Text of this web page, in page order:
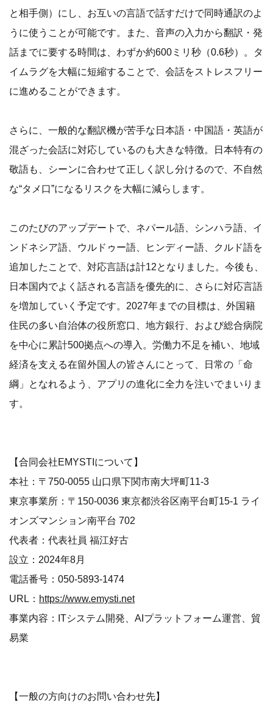
と相手側）にし、お互いの言語で話すだけで同時通訳のよ
うに使うことが可能です。また、音声の入力から翻訳・発
話までに要する時間は、わずか約600ミリ秒（0.6秒）。タ
イムラグを大幅に短縮することで、会話をストレスフリー
に進めることができます。
さらに、一般的な翻訳機が苦手な日本語・中国語・英語が
混ざった会話に対応しているのも大きな特徴。日本特有の
敬語も、シーンに合わせて正しく訳し分けるので、不自然
な“タメ口”になるリスクを大幅に減らします。
このたびのアップデートで、ネパール語、シンハラ語、イ
ンドネシア語、ウルドゥー語、ヒンディー語、クルド語を
追加したことで、対応言語は計12となりました。今後も、
日本国内でよく話される言語を優先的に、さらに対応言語
を増加していく予定です。2027年までの目標は、外国籍
住民の多い自治体の役所窓口、地方銀行、および総合病院
を中心に累計500拠点への導入。労働力不足を補い、地域
経済を支える在留外国人の皆さんにとって、日常の「命
綱」となれるよう、アプリの進化に全力を注いでまいりま
す。
【合同会社EMYSTIについて】
本社：〒750-0055 山口県下関市南大坪町11-3
東京事業所：〒150-0036 東京都渋谷区南平台町15-1 ライ
オンズマンション南平台 702
代表者：代表社員 福江好古
設立：2024年8月
電話番号：050-5893-1474
URL： https://www.emysti.net
事業内容：ITシステム開発、AIプラットフォーム運営、貿
易業
【一般の方向けのお問い合わせ先】